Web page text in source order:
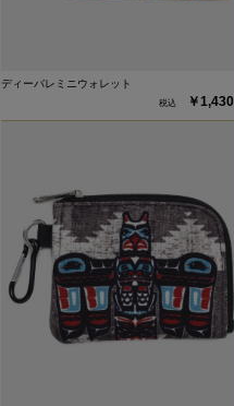
ディーバレミニウォレット
￥1,430